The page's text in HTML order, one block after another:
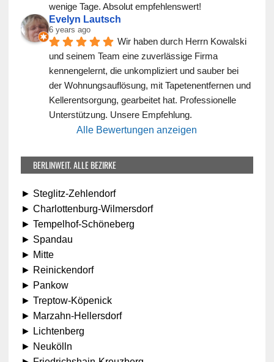
wenige Tage. Absolut empfehlenswert!
Evelyn Lautsch
6 years ago
Wir haben durch Herrn Kowalski
und seinem Team eine zuverlässige Firma
kennengelernt, die unkompliziert und sauber bei
der Wohnungsauflösung, mit Tapetenentfernen und
Kellerentsorgung, gearbeitet hat. Professionelle
Unterstützung. Unsere Empfehlung.
Alle Bewertungen anzeigen
BERLINWEIT. ALLE BEZIRKE
► Steglitz-Zehlendorf
► Charlottenburg-Wilmersdorf
► Tempelhof-Schöneberg
► Spandau
► Mitte
► Reinickendorf
► Pankow
► Treptow-Köpenick
► Marzahn-Hellersdorf
► Lichtenberg
► Neukölln